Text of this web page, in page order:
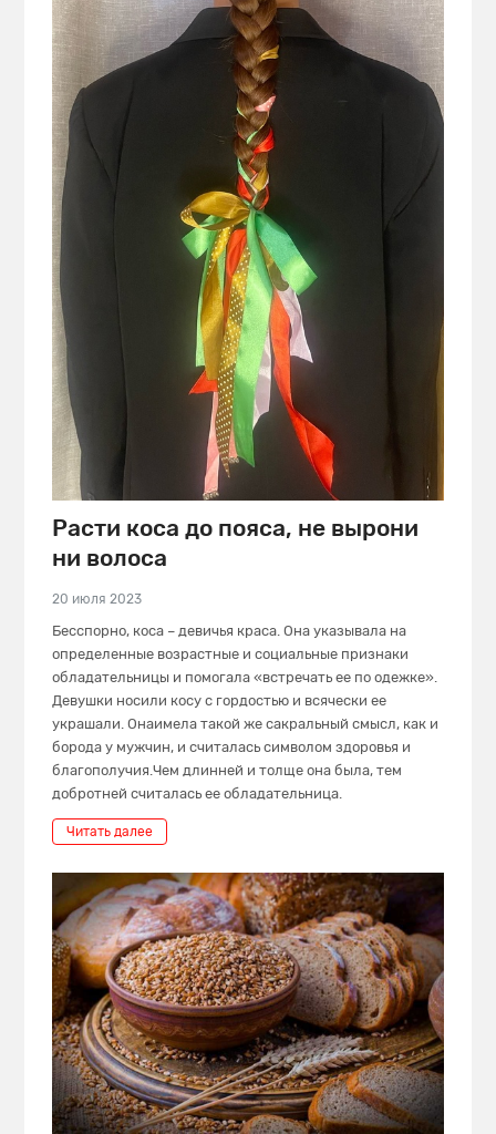
Расти коса до пояса, не вырони
ни волоса
20 июля 2023
Бесспорно, коса – девичья краса. Она указывала на
определенные возрастные и социальные признаки
обладательницы и помогала «встречать ее по одежке».
Девушки носили косу с гордостью и всячески ее
украшали. Онаимела такой же сакральный смысл, как и
борода у мужчин, и считалась символом здоровья и
благополучия.Чем длинней и толще она была, тем
добротней считалась ее обладательница.
Читать далее